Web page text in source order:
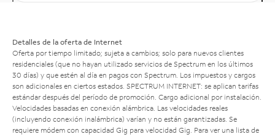
Detalles de la oferta de Internet
Oferta por tiempo limitado; sujeta a cambios; solo para nuevos clientes
residenciales (que no hayan utilizado servicios de Spectrum en los últimos
30 días) y que estén al día en pagos con Spectrum. Los impuestos y cargos
son adicionales en ciertos estados. SPECTRUM INTERNET: se aplican tarifas
estándar después del período de promoción. Cargo adicional por instalación.
Velocidades basadas en conexión alámbrica. Las velocidades reales
(incluyendo conexión inalámbrica) varían y no están garantizadas. Se
requiere módem con capacidad Gig para velocidad Gig. Para ver una lista de